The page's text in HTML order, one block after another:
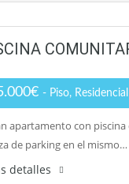
- Piso, Residencial
apartamento con piscina
de parking en el mismo…
detalles